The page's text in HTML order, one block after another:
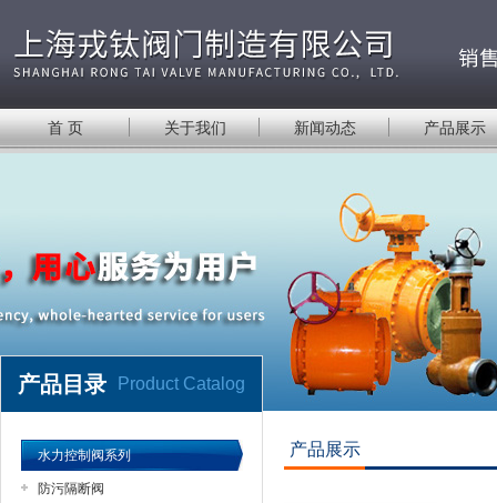
首 页 关于我们 新闻动态 产品展示
产品目录 Product Catalog
水力控制阀系列
防污隔断阀
产品展示